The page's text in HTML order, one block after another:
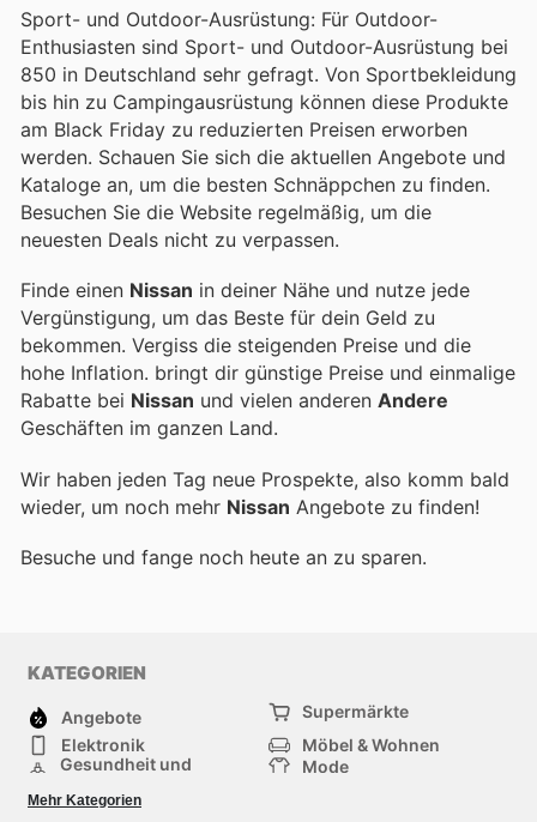
Sport- und Outdoor-Ausrüstung: Für Outdoor-
Enthusiasten sind Sport- und Outdoor-Ausrüstung bei
850 in Deutschland sehr gefragt. Von Sportbekleidung
bis hin zu Campingausrüstung können diese Produkte
am Black Friday zu reduzierten Preisen erworben
werden. Schauen Sie sich die aktuellen Angebote und
Kataloge an, um die besten Schnäppchen zu finden.
Besuchen Sie die Website regelmäßig, um die
neuesten Deals nicht zu verpassen.
Finde einen Nissan in deiner Nähe und nutze jede
Vergünstigung, um das Beste für dein Geld zu
bekommen. Vergiss die steigenden Preise und die
hohe Inflation. bringt dir günstige Preise und einmalige
Rabatte bei Nissan und vielen anderen Andere
Geschäften im ganzen Land.
Wir haben jeden Tag neue Prospekte, also komm bald
wieder, um noch mehr Nissan Angebote zu finden!
Besuche und fange noch heute an zu sparen.
KATEGORIEN
Angebote
Supermärkte
Elektronik
Möbel & Wohnen
Gesundheit und
Mode
Sportartikel und
Sportbekleidung
Mehr Kategorien